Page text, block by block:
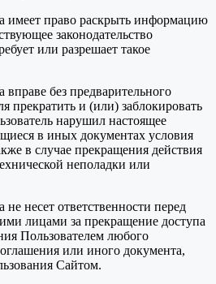
имеет право раскрыть информацию
законодательство
или разрешает такое
без предварительного
прекратить и (или) заблокировать
нарушил настоящее
в иных документах условия
в случае прекращения действия
неполадки или
несет ответственности перед
лицами за прекращение доступа
Пользователем любого
или иного документа,
Сайтом.